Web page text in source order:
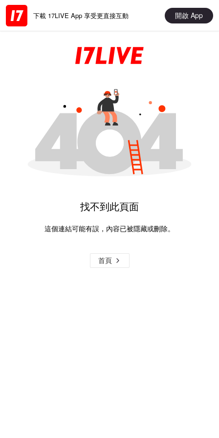
下載 17LIVE App 享受更直接互動 開啟 App
找不到此頁面
這個連結可能有誤，內容已被隱藏或刪除。
首頁